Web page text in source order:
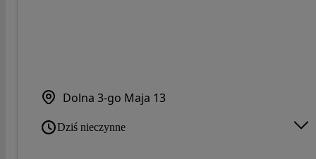
Dolna 3-go Maja 13
Dziś nieczynne